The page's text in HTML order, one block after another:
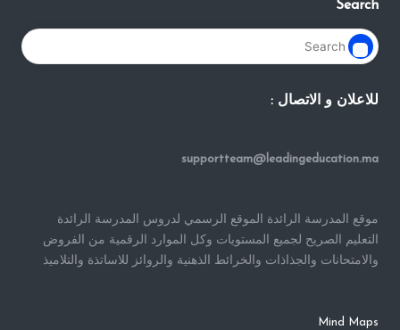
Search
للاعلان و الاتصال :
supportteam@leadingeducation.ma
موقع المدرسة الرائدة الموقع الرسمي لدروس المدرسة الرائدة
التعليم الصريح لجميع المستويات وكل الموارد الرقمية من الفروض
والامتحانات والجذاذات والخرائط الذهنية والروائز للاساتذة والتلاميذ
Mind Maps